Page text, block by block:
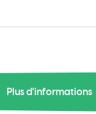
Plus d'informations